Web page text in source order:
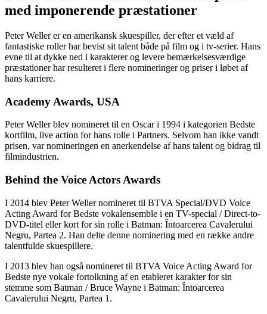
med imponerende præstationer
Peter Weller er en amerikansk skuespiller, der efter et væld af
fantastiske roller har bevist sit talent både på film og i tv-serier. Hans
evne til at dykke ned i karakterer og levere bemærkelsesværdige
præstationer har resulteret i flere nomineringer og priser i løbet af
hans karriere.
Academy Awards, USA
Peter Weller blev nomineret til en Oscar i 1994 i kategorien Bedste
kortfilm, live action for hans rolle i Partners. Selvom han ikke vandt
prisen, var nomineringen en anerkendelse af hans talent og bidrag til
filmindustrien.
Behind the Voice Actors Awards
I 2014 blev Peter Weller nomineret til BTVA Special/DVD Voice
Acting Award for Bedste vokalensemble i en TV-special / Direct-to-
DVD-titel eller kort for sin rolle i Batman: Întoarcerea Cavalerului
Negru, Partea 2. Han delte denne nominering med en række andre
talentfulde skuespillere.
I 2013 blev han også nomineret til BTVA Voice Acting Award for
Bedste nye vokale fortolkning af en etableret karakter for sin
stemme som Batman / Bruce Wayne i Batman: Întoarcerea
Cavalerului Negru, Partea 1.